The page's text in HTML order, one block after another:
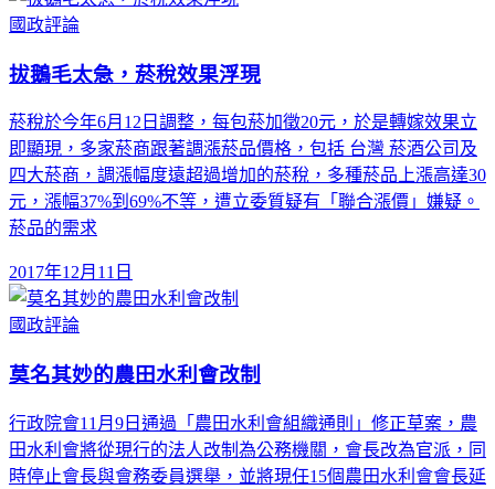
國政評論
拔鵝毛太急，菸稅效果浮現
菸稅於今年6月12日調整，每包菸加徵20元，於是轉嫁效果立
即顯現，多家菸商跟著調漲菸品價格，包括 台灣 菸酒公司及
四大菸商，調漲幅度遠超過增加的菸稅，多種菸品上漲高達30
元，漲幅37%到69%不等，遭立委質疑有「聯合漲價」嫌疑。
菸品的需求
2017年12月11日
國政評論
莫名其妙的農田水利會改制
行政院會11月9日通過「農田水利會組織通則」修正草案，農
田水利會將從現行的法人改制為公務機關，會長改為官派，同
時停止會長與會務委員選舉，並將現任15個農田水利會會長延